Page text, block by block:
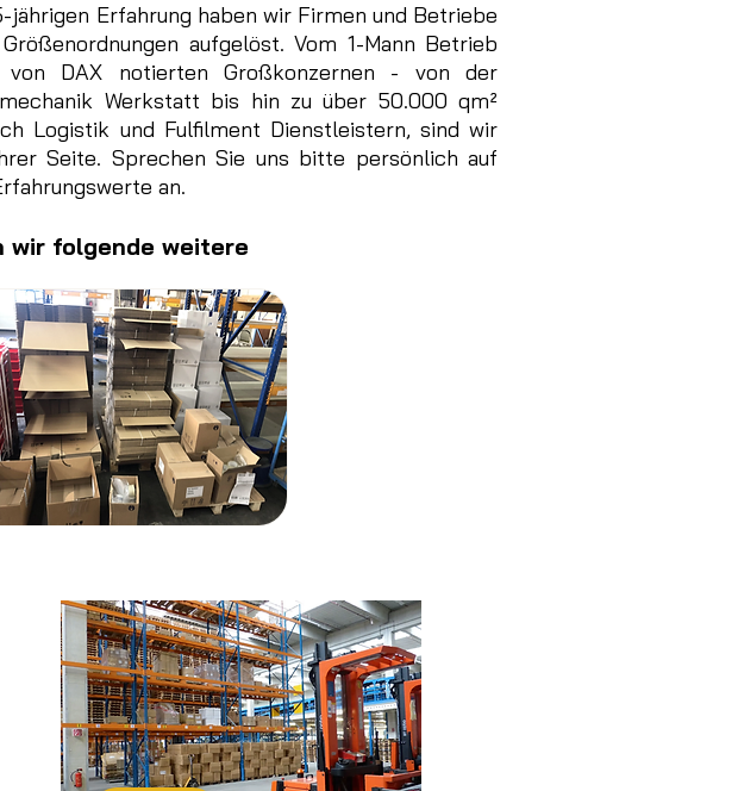
jährigen Erfahrung haben wir Firmen und Betriebe
aufgelöst. Vom 1-Mann Betrieb
von DAX notierten Großkonzernen - von der
Werkstatt bis hin zu über 50.000 qm²
Logistik und Fulfilment Dienstleistern, sind wir
Seite. Sprechen Sie uns bitte persönlich auf
an.
wir folgende weitere